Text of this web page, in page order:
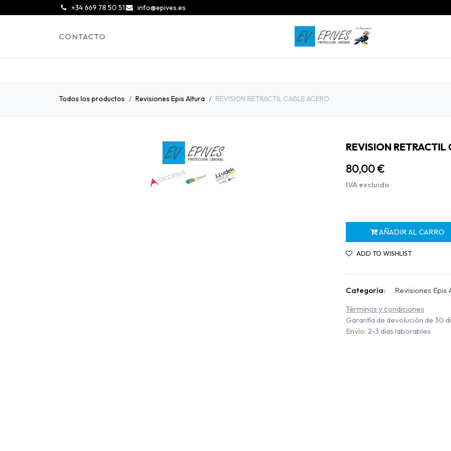
+34 669 78 50 51 info@epives.es
CONTACTO
Todos los productos Revisiones Epis Altura REVISION RETRACTIL CABLE ACERO
REVISION RETRACTIL
80,00€
IVA excluido
AÑADIR AL CARRO
ADD TO WISHLIST
Categoría:
Revisiones Epis
Términos y condiciones
Garantía de devolución de 30
Envío: 2-3 días laborables